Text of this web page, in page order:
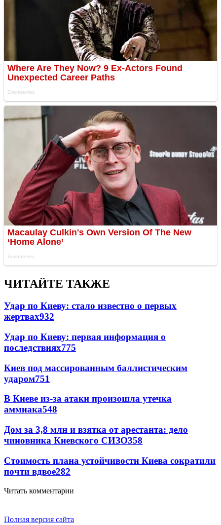
ЧИТАЙТЕ ТАКЖЕ
Удар по Киеву: стало известно о первых
жертвах932
Удар по Киеву: первая информация о
последствиях775
Киев под массированным баллистическим
ударом751
В Киеве из-за атаки произошла утечка
аммиака548
Дом за 3,8 млн и взятка от арестанта: дело
чиновника Киевского СИЗО358
Стоимость плана устойчивости Киева сократили
почти вдвое282
Читать комментарии
Полная версия сайта